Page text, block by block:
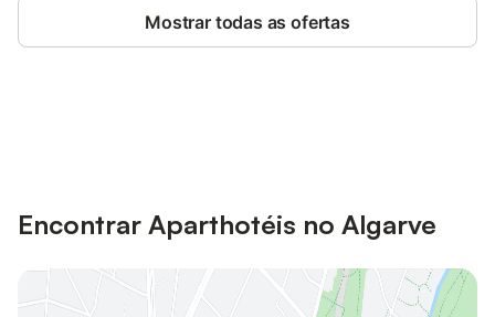
Mostrar todas as ofertas
Encontrar Aparthotéis no Algarve